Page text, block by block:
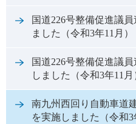
国道226号整備促進議
ました（令和3年11月）
国道226号整備促進議
しました（令和3年11月
南九州西回り自動車道
を実施しました（令和3